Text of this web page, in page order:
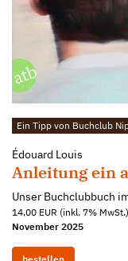
Ein Tipp von Buchclub
Édouard Louis
Anleitung ein
Unser Buchclubbuch
14,00 EUR (inkl. 7% MwSt.)
November 2025